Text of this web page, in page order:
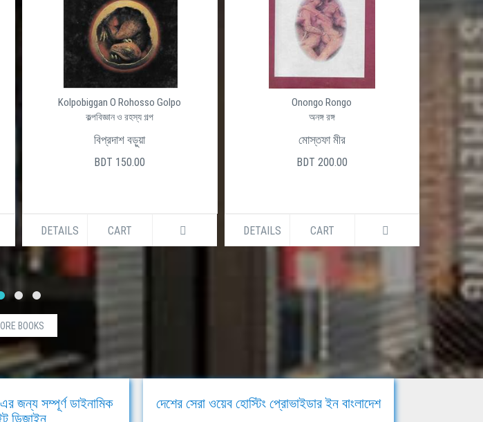
Kolpobiggan O Rohosso Golpo
কল্পবিজ্ঞান ও রহস্য গল্প
বিপ্রদাশ বড়ুয়া
BDT 150.00
DETAILS CART
Onongo Rongo
অনঙ্গ রঙ্গ
মোস্তফা মীর
BDT 200.00
DETAILS CART DETAILS
BOOKS
জন্য সম্পূর্ণ ডাইনামিক
ডিজাইন
দেশের সেরা ওয়েব হোস্টিং প্রোভাইডার ইন বাংলাদেশ